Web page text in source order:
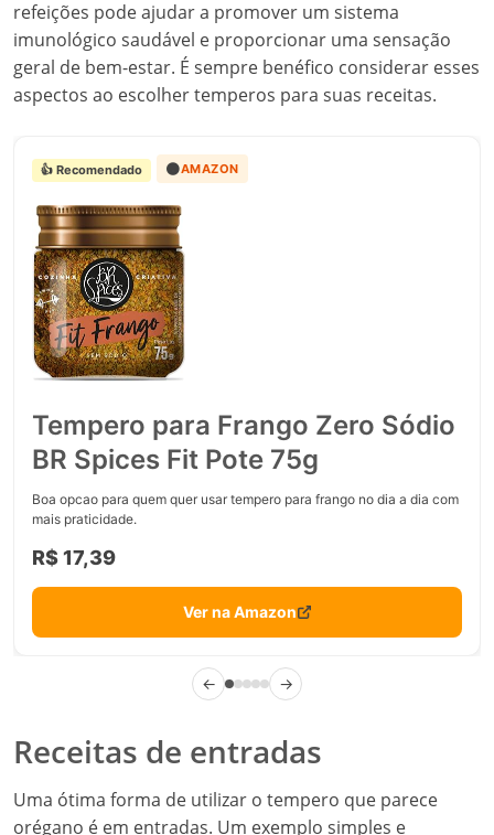
refeições pode ajudar a promover um sistema
imunológico saudável e proporcionar uma sensação
geral de bem-estar. É sempre benéfico considerar esses
aspectos ao escolher temperos para suas receitas.
👍 Recomendado 🟠AMAZON
Tempero para Frango Zero Sódio
BR Spices Fit Pote 75g
Boa opcao para quem quer usar tempero para frango no dia a dia com
mais praticidade.
R$ 17,39
Ver na Amazon
← →
Receitas de entradas
Uma ótima forma de utilizar o tempero que parece
orégano é em entradas. Um exemplo simples e